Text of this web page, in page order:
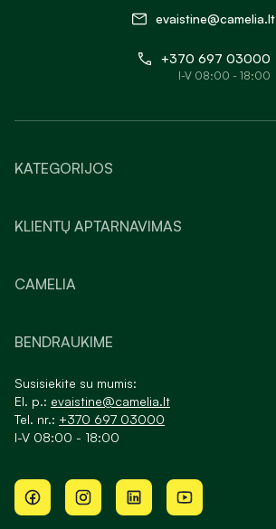
evaistine@camelia.lt
+370 697 03000
I-V 08:00 - 18:00
KATEGORIJOS
KLIENTŲ APTARNAVIMAS
CAMELIA
BENDRAUKIME
Susisiekite su mumis:
El. p.: evaistine@camelia.lt
Tel. nr.: +370 697 03000
I-V 08:00 - 18:00